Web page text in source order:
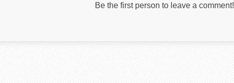
Be the first person to leave a comment!